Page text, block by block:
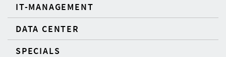
IT-MANAGEMENT
DATA CENTER
SPECIALS